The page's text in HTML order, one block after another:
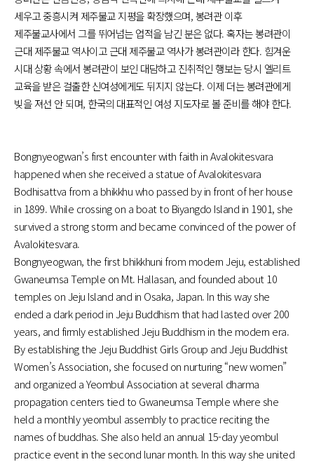
세우고 중흥시켜 제주불교 지평을 확장했으며, 봉려관 이후
제주불교사에서 그를 뛰어넘는 업적을 남긴 분은 없다. 혹자는 봉려관이
근대 제주불교 역사이고 근대 제주불교 역사가 봉려관이라 한다. 힘겨운
시대 상황 속에서 봉려관이 보인 대담하고 진취적인 행보는 당시 엘리트
교육을 받은 걸출한 신여성에게도 뒤지지 않는다. 이제 더는 봉려관에게
빚을 져선 안 되며, 한국의 대표적인 여성 지도자로 볼 준비를 해야 한다.
Bongnyeogwan’s first encounter with faith in Avalokitesvara
happened when she received a statue of Avalokitesvara
Bodhisattva from a bhikkhu who passed by in front of her house
in 1899. While crossing on a boat to Biyangdo Island in 1901, she
survived a strong storm and became convinced of the power of
Avalokitesvara.
Bongnyeogwan, the first bhikkhuni from modern Jeju, established
Gwaneumsa Temple on Mt. Hallasan, and founded about 10
temples on Jeju Island and in Osaka, Japan. In this way she
ended a dark period in Jeju Buddhism that had lasted over 200
years, and firmly established Jeju Buddhism in the modern era.
By establishing the Jeju Buddhist Girls Group and Jeju Buddhist
Women’s Association, she focused on nurturing “new women”
and organized a Yeombul Association at several dharma
propagation centers tied to Gwaneumsa Temple where she
held a monthly yeombul assembly to practice reciting the
names of buddhas. She also held an annual 15-day yeombul
practice event in the second lunar month. In this way she united